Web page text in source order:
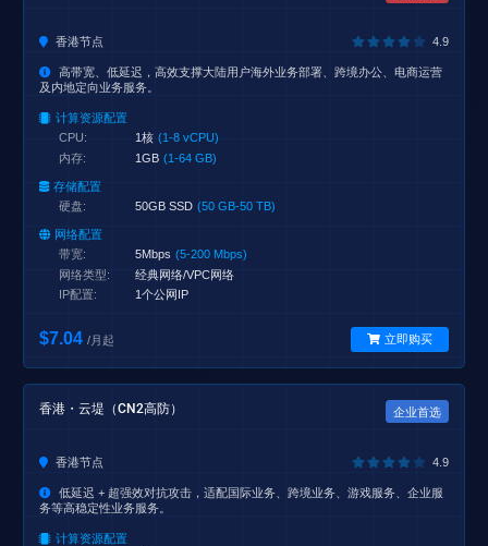
香港节点 4.9
高带宽、低延迟，高效支撑大陆用户海外业务部署、跨境办公、电商运营
及内地定向业务服务。
计算资源配置
CPU:
1核 (1-8 vCPU)
内存:
1GB (1-64 GB)
存储配置
硬盘:
50GB SSD (50 GB-50 TB)
网络配置
带宽:
5Mbps (5-200 Mbps)
网络类型:
经典网络/VPC网络
IP配置:
1个公网IP
$7.04 /月起 立即购买
香港・云堤（CN2高防） 企业首选
香港节点 4.9
低延迟 + 超强效对抗攻击，适配国际业务、跨境业务、游戏服务、企业服
务等高稳定性业务服务。
计算资源配置